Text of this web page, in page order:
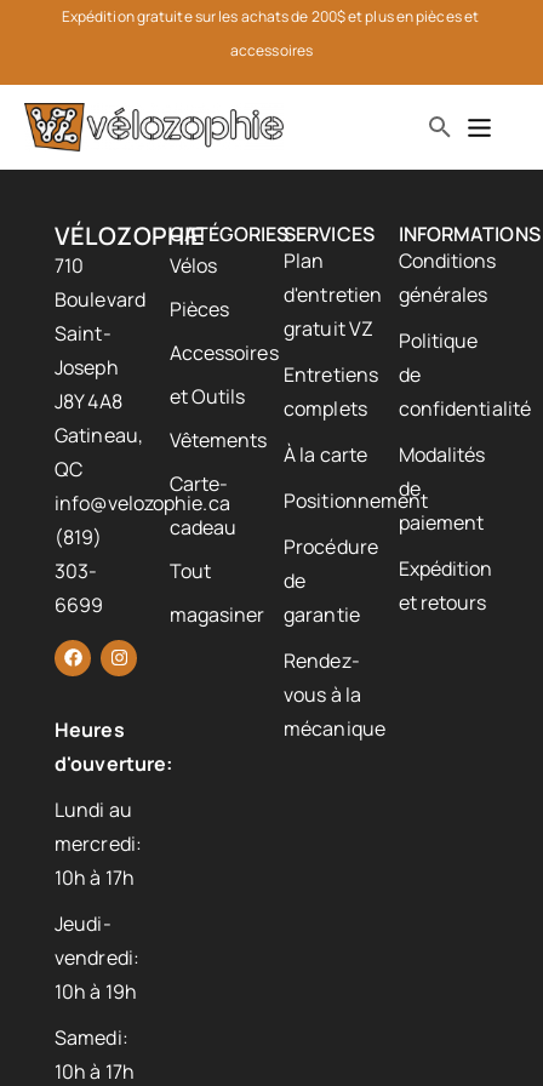
Expédition gratuite sur les achats de 200$ et plus en pièces et
accessoires
VÉLOZOPHIE
710
Boulevard
Saint-
Joseph
J8Y 4A8
Gatineau,
QC
info@velozophie.ca
(819)
303-
6699
Heures
d'ouverture:
Lundi au
mercredi:
10h à 17h
Jeudi-
vendredi:
10h à 19h
Samedi:
10h à 17h
CATÉGORIES
Vélos
Pièces
Accessoires
et Outils
Vêtements
Carte-
cadeau
Tout
magasiner
SERVICES
Plan
d'entretien
gratuit VZ
Entretiens
complets
À la carte
Positionnement
Procédure
de
garantie
Rendez-
vous à la
mécanique
INFORMATIONS
Conditions
générales
Politique
de
confidentialité
Modalités
de
paiement
Expédition
et retours